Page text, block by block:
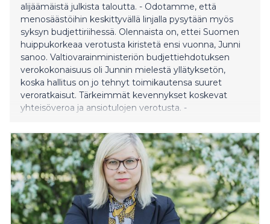
alijäämäistä julkista taloutta. - Odotamme, että
menosäästöihin keskittyvällä linjalla pysytään myös
syksyn budjettiriihessä. Olennaista on, ettei Suomen
huippukorkeaa verotusta kiristetä ensi vuonna, Junni
sanoo. Valtiovarainministeriön budjettiehdotuksen
verokokonaisuus oli Junnin mielestä yllätyksetön,
koska hallitus on jo tehnyt toimikautensa suuret
veroratkaisut. Tärkeimmät kevennykset koskevat
yhteisöveroa ja ansiotulojen verotusta. -
joten on hyvä, että yhteisöveron alentamisesta 18
prosenttiin pidetään kiinni. Tämä turvaa positiivisen
talouskehityksen jatkumisen. Pienituloisilla
palkansaajilla verotus kevenee ensi vuonna hieman,
hyvätuloisilla verotus pysyy puolestaan ennallaan.
Esimerkiks